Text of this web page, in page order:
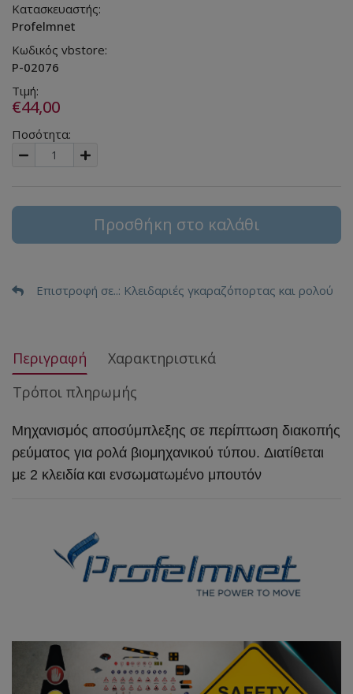
Κατασκευαστής:
Profelmnet
Κωδικός vbstore:
P-02076
Τιμή:
€44,00
Ποσότητα:
Προσθήκη στο καλάθι
Επιστροφή σε..: Κλειδαριές γκαραζόπορτας και ρολού
Περιγραφή
Χαρακτηριστικά
Τρόποι πληρωμής
Μηχανισμός αποσύμπλεξης σε περίπτωση διακοπής
ρεύματος για ρολά βιομηχανικού τύπου. Διατίθεται
με 2 κλειδία και ενσωματωμένο μπουτόν